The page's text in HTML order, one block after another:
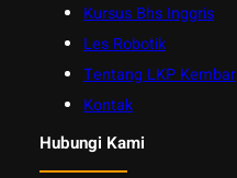
Kursus Bhs Inggris
Les Robotik
Tentang LKP Kembar
Kontak
Hubungi Kami